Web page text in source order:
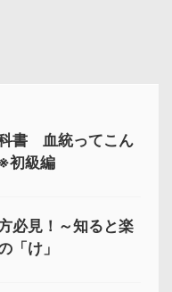
書 血統ってこん
初級編
必見！～知ると楽
「け」